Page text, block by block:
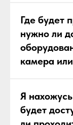
Где будет
нужно ли
камера
Я
будет